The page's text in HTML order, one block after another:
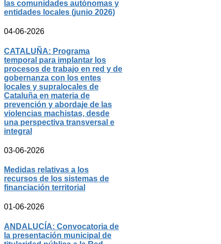
las comunidades autónomas y
entidades locales (junio 2026)
04-06-2026
CATALUÑA: Programa
temporal para implantar los
procesos de trabajo en red y de
gobernanza con los entes
locales y supralocales de
Cataluña en materia de
prevención y abordaje de las
violencias machistas, desde
una perspectiva transversal e
integral
03-06-2026
Medidas relativas a los
recursos de los sistemas de
financiación territorial
01-06-2026
ANDALUCÍA: Convocatoria de
la presentación municipal de